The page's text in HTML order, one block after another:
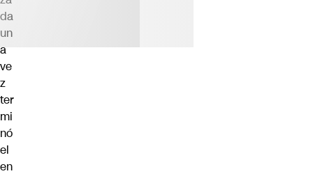
da
un
a
ve
z
ter
mi
nó
el
en